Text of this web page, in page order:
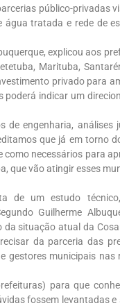
público-privadas
água tratada e rede de
explicou aos
Marituba,
privado para
poderá indicar um
de engenharia, análises
que já em torno
como necessários para
que vão atingir esses
de um estudo
Guilherme
da situação atual da
da parceria das
gestores municipais nas
para que
fossem levantadas e